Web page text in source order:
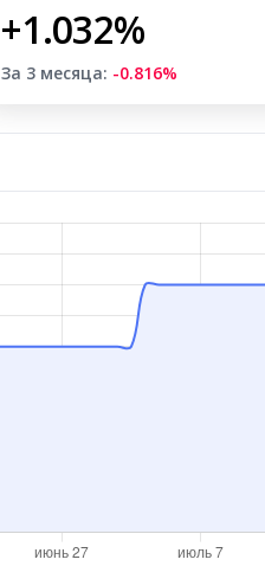
+1.032%
За 3 месяца: -0.816%